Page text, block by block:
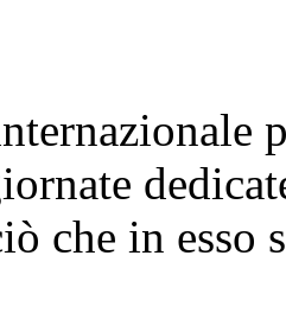
che in esso